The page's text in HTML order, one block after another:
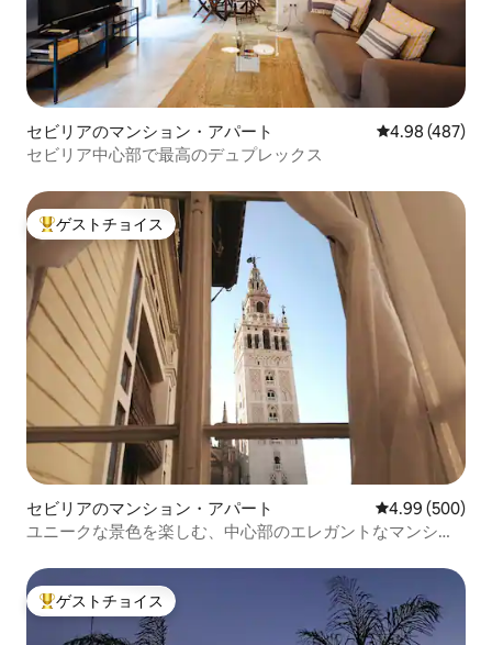
セビリアのマンション・アパート レビュー487
4.98 (487)
セビリア中心部で最高のデュプレックス
大好評のゲストチョイスです。
ゲストチョイス
セビリアのマンション・アパート レビュー500
4.99 (500)
ユニークな景色を楽しむ、中心部のエレガントなマンショ
大好評のゲストチョイスです。
ゲストチョイス